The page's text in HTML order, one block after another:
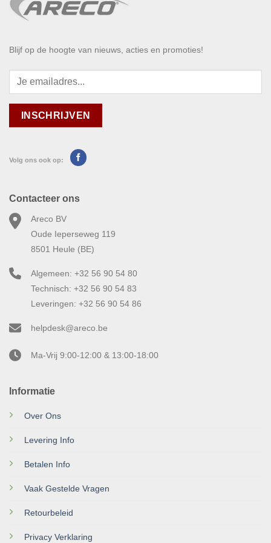
Blijf op de hoogte van nieuws, acties en promoties!
Volg ons ook op:
Informatie
Over Ons
Levering Info
Betalen Info
Vaak Gestelde Vragen
Retourbeleid
Privacy Verklaring
Contacteer ons
Areco BV
Oude Ieperseweg 119
8501 Heule (BE)
Algemeen: +32 56 90 54 80
Technisch: +32 56 90 54 83
Leveringen: +32 56 90 54 86
helpdesk@areco.be
Ma-Vrij 9:00-12:00 & 13:00-18:00